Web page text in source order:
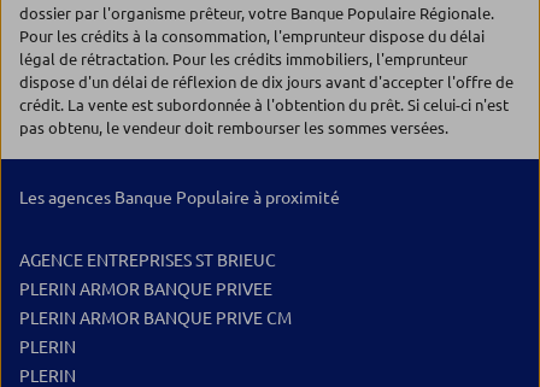
dossier par l'organisme prêteur, votre Banque Populaire Régionale.
Pour les crédits à la consommation, l'emprunteur dispose du délai
légal de rétractation. Pour les crédits immobiliers, l'emprunteur
dispose d'un délai de réflexion de dix jours avant d'accepter l'offre de
crédit. La vente est subordonnée à l'obtention du prêt. Si celui-ci n'est
pas obtenu, le vendeur doit rembourser les sommes versées.
Les agences Banque Populaire à proximité
AGENCE ENTREPRISES ST BRIEUC
PLERIN ARMOR BANQUE PRIVEE
PLERIN ARMOR BANQUE PRIVE CM
PLERIN
PLERIN